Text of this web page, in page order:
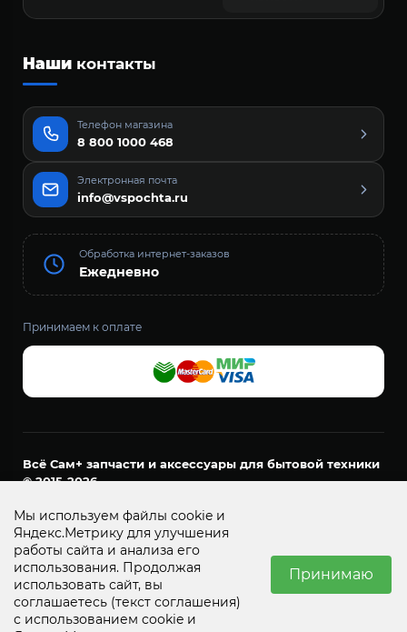
Наши контакты
Телефон магазина
8 800 1000 468
Электронная почта
info@vspochta.ru
Обработка интернет-заказов
Ежедневно
Принимаем к оплате
Всё Сам+ запчасти и аксессуары для бытовой техники
© 2015-2026
ОГРН 1157456021161
ИНН 7452127894
г. Челябинск, пр. Ленина, д. 24, офис 53
Мы используем файлы cookie и
Яндекс.Метрику для улучшения
работы сайта и анализа его
использования. Продолжая
использовать сайт, вы
соглашаетесь (текст соглашения)
с использованием cookie и
Принимаю